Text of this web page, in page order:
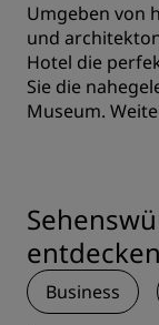
Umgeben von
und
Hotel die
Sie die
Museum.
entdecken
Business